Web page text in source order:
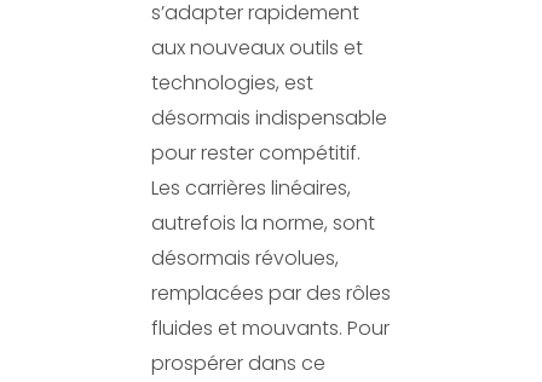
s’adapter rapidement
aux nouveaux outils et
technologies, est
désormais indispensable
pour rester compétitif.
Les carrières linéaires,
autrefois la norme, sont
désormais révolues,
remplacées par des rôles
fluides et mouvants. Pour
prospérer dans ce